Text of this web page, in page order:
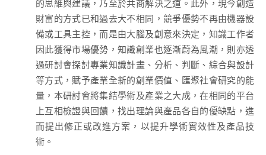
的思維與建議，乃至於共商解決之道。此外，現今創造
財富的方式已和過去大不相同，競爭優勢不再由機器設
備或工具主控，而是由大腦及創意來決定，知識工作者
因此獲得市場優勢，知識創業也逐漸蔚為風潮，則亦透
過研討會探討專業知識計畫、分析、判斷、綜合與設計
等方式，賦予產業全新的創業價值、匯聚社會研究的能
量，本研討會將集結學術及產業之大成，在相同的平台
上互相檢證與回饋，找出理論與產品各自的優缺點，進
而提出修正或改進方案，以提升學術實效性及產品技
術。